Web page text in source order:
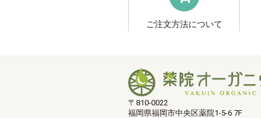
ご注文方法について
〒810-0022
福岡県福岡市中央区薬院1-5-6 7F